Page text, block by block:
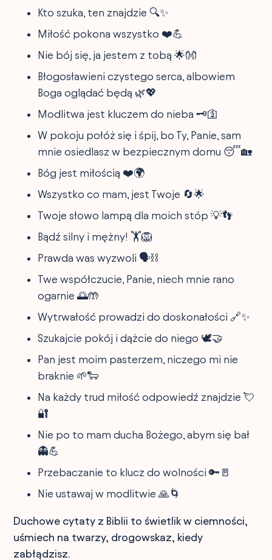
Kto szuka, ten znajdzie 🔍✨
Miłość pokona wszystko ❤️💪
Nie bój się, ja jestem z tobą 🌟👐
Błogosławieni czystego serca, albowiem
Boga oglądać będą 🌿💖
Modlitwa jest kluczem do nieba 🗝️🛐
W pokoju połóż się i śpij, bo Ty, Panie, sam
mnie osiedlasz w bezpiecznym domu 😴🏡
Bóg jest miłością ❤️🌍
Wszystko co mam, jest Twoje 🔄🌟
Twoje słowo lampą dla moich stóp 💡👣
Bądź silny i mężny! 🏋️🦁
Prawda was wyzwoli 🗣️⛓️
Twe współczucie, Panie, niech mnie rano
ogarnie 🌅🤲
Wytrwałość prowadzi do doskonałości 🔗✨
Szukajcie pokój i dążcie do niego 🕊️🤝
Pan jest moim pasterzem, niczego mi nie
braknie 🌱🐑
Na każdy trud miłość odpowiedź znajdzie 💘
🔐
Nie po to mam ducha Bożego, abym się bał
👻💪
Przebaczanie to klucz do wolności 🔑🚪
Nie ustawaj w modlitwie 🙏🌀
Duchowe cytaty z Biblii to świetlik w ciemności,
uśmiech na twarzy, drogowskaz, kiedy
zabłądzisz.